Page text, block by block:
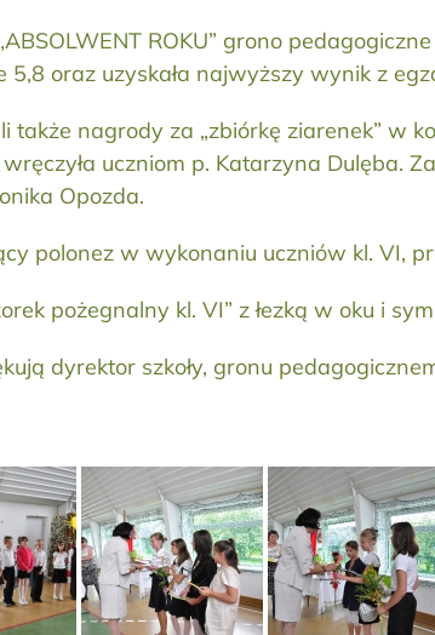
ROKU” grono
oraz uzyskała najwyższy wynik z
także nagrody za „zbiórkę ziarenek” w
uczniom p. Katarzyna Dulęba.
Opozda.
polonez w wykonaniu uczniów kl. VI,
pożegnalny kl. VI” z łezką w oku i
dyrektor szkoły, gronu